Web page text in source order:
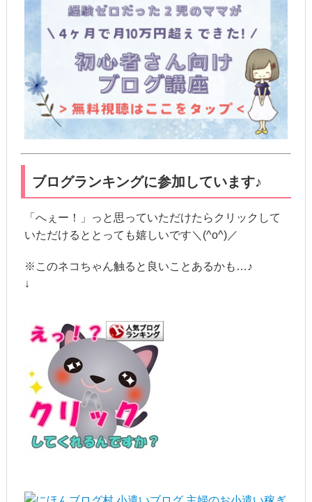
ブログランキングに参加しています♪
「へぇー！」っと思っていただけたらクリックして
いただけるととっても嬉しいです＼(^o^)／
※このネコちゃん触ると良いことあるかも…♪
↓